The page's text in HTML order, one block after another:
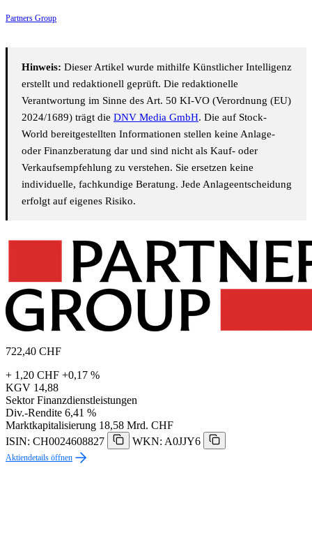
Partners Group
Hinweis: Dieser Artikel wurde mithilfe Künstlicher Intelligenz
erstellt und redaktionell geprüft. Die redaktionelle
Verantwortung im Sinne des Art. 50 KI-VO (Verordnung (EU)
2024/1689) trägt die DNV Media GmbH. Die auf Stock-
World bereitgestellten Informationen stellen keine Anlage-
oder Finanzberatung dar und sind nicht als Kauf- oder
Verkaufsempfehlung zu verstehen. Sie ersetzen keine
individuelle, fachkundige Beratung. Jede Anlageentscheidung
erfolgt auf eigenes Risiko.
722,40 CHF
+ 1,20 CHF +0,17 %
KGV 14,88
Sektor Finanzdienstleistungen
Div.-Rendite 6,41 %
Marktkapitalisierung 18,58 Mrd. CHF
ISIN: CH0024608827
WKN: A0JJY6
Aktiendetails öffnen